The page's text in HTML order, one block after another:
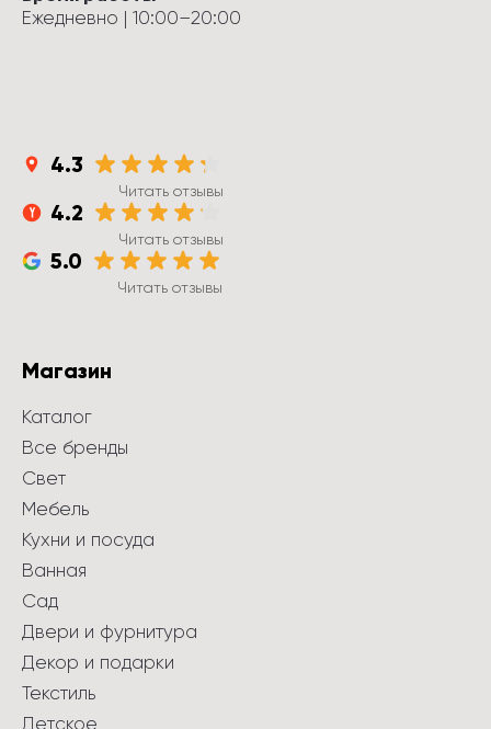
Ежедневно | 10:00–20:00
4.3
Читать отзывы
4.2
Читать отзывы
5.0
Читать отзывы
Магазин
Каталог
Все бренды
Свет
Мебель
Кухни и посуда
Ванная
Сад
Двери и фурнитура
Декор и подарки
Текстиль
Детское